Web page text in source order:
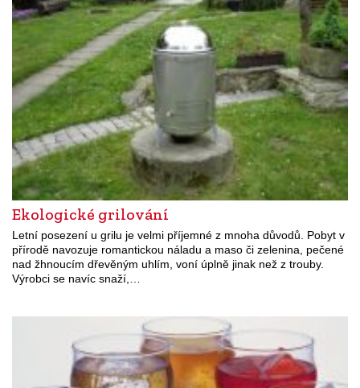
Ekologické grilování
Letní posezení u grilu je velmi příjemné z mnoha důvodů. Pobyt v
přírodě navozuje romantickou náladu a maso či zelenina, pečené
nad žhnoucím dřevěným uhlím, voní úplně jinak než z trouby.
Výrobci se navíc snaží,…